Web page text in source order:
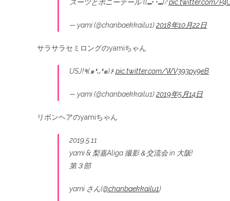
スーツとポニーテール”((⑉• •⑉)?pic.twitter.com/
— yami (@chanbaekkailu1)2018年10月22日
サラサラセミロングのyamiちゃん
USJ!٩(๑❛ᴗ❛๑)۶pic.twitter.com/WV393py9eB
— yami (@chanbaekkailu1)2019年5月14日
リボンヘアのyamiちゃん
2019.5.11
yami & 梨嘉Aliga 撮影＆交流会 in 大阪!
第３部
yami さん(@chanbaekkailu1)